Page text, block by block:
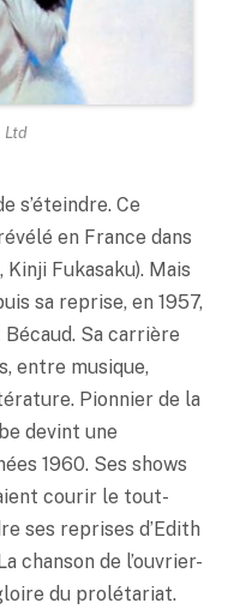
Ltd
s’éteindre. Ce
en France dans
Kinji Fukasaku). Mais
sa reprise, en 1957,
Sa carrière
entre musique,
Pionnier de la
devint une
1960. Ses shows
courir le tout-
ses reprises d’Edith
chanson de l’ouvrier-
du prolétariat.